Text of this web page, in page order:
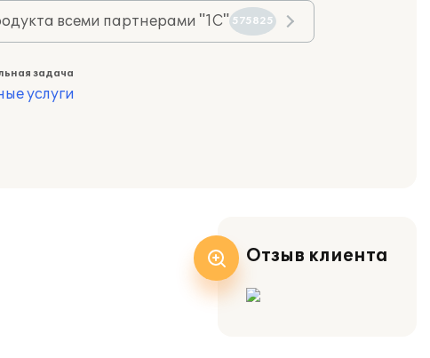
всеми партнерами "1С" 575825
задача
услуги
Отзыв клиента